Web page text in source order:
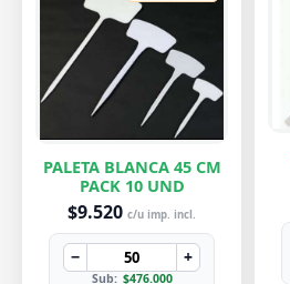
PALETA BLANCA 45 CM
PACK 10 UND
$9.520 c/u imp. incl.
− +
Sub: $476.000